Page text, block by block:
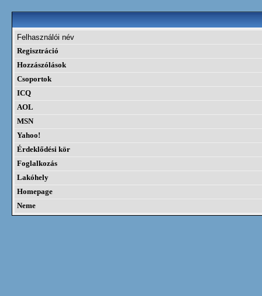
Felhasználói név
Regisztráció
Hozzászólások
Csoportok
ICQ
AOL
MSN
Yahoo!
Érdeklődési kör
Foglalkozás
Lakóhely
Homepage
Neme